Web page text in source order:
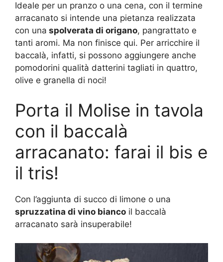
Ideale per un pranzo o una cena, con il termine
arracanato si intende una pietanza realizzata
con una spolverata di origano, pangrattato e
tanti aromi. Ma non finisce qui. Per arricchire il
baccalà, infatti, si possono aggiungere anche
pomodorini qualità datterini tagliati in quattro,
olive e granella di noci!
Porta il Molise in tavola
con il baccalà
arracanato: farai il bis e
il tris!
Con l’aggiunta di succo di limone o una
spruzzatina di vino bianco il baccalà
arracanato sarà insuperabile!